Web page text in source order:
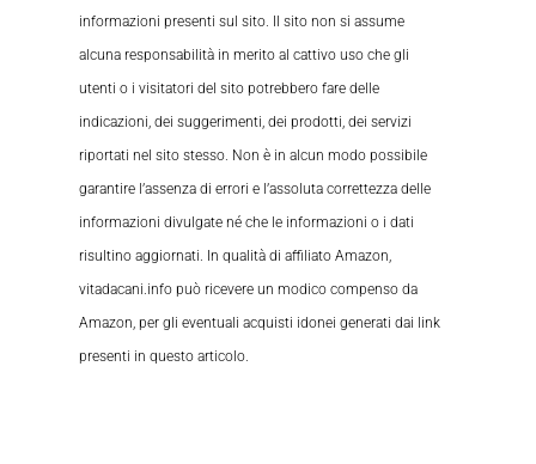
informazioni presenti sul sito. Il sito non si assume
alcuna responsabilità in merito al cattivo uso che gli
utenti o i visitatori del sito potrebbero fare delle
indicazioni, dei suggerimenti, dei prodotti, dei servizi
riportati nel sito stesso. Non è in alcun modo possibile
garantire l’assenza di errori e l’assoluta correttezza delle
informazioni divulgate né che le informazioni o i dati
risultino aggiornati. In qualità di affiliato Amazon,
vitadacani.info può ricevere un modico compenso da
Amazon, per gli eventuali acquisti idonei generati dai link
presenti in questo articolo.